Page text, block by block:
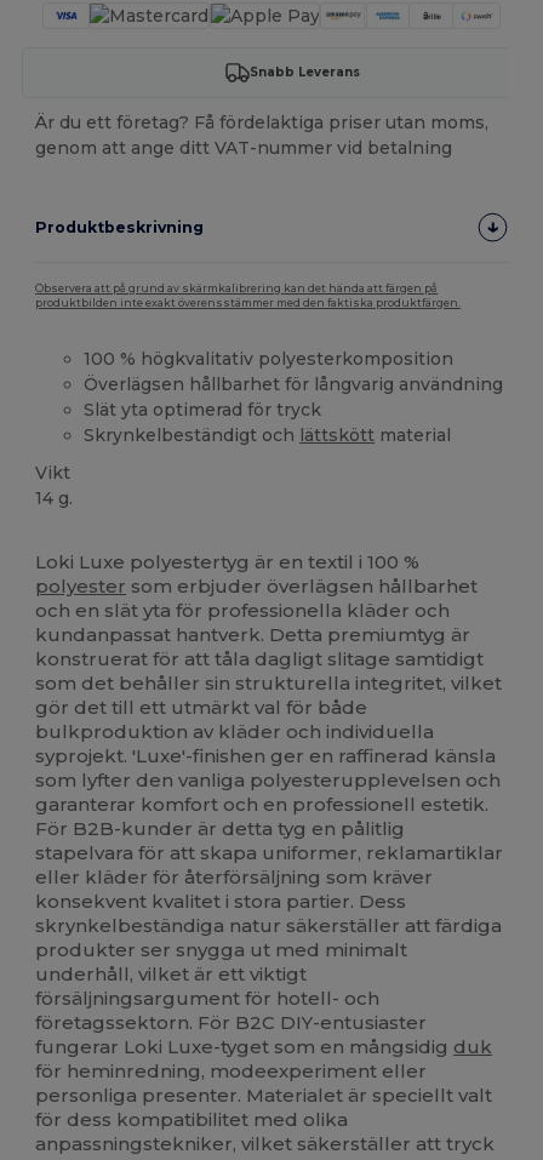
Snabb Leverans
Är du ett företag? Få fördelaktiga priser utan moms,
genom att ange ditt VAT-nummer vid betalning
Produktbeskrivning
Observera att på grund av skärmkalibrering kan det hända att färgen på
produktbilden inte exakt överensstämmer med den faktiska produktfärgen.
100 % högkvalitativ polyesterkomposition
Överlägsen hållbarhet för långvarig användning
Slät yta optimerad för tryck
Skrynkelbeständigt och lättskött material
Vikt
14 g.
Loki Luxe polyestertyg är en textil i 100 %
polyester som erbjuder överlägsen hållbarhet
och en slät yta för professionella kläder och
kundanpassat hantverk. Detta premiumtyg är
konstruerat för att tåla dagligt slitage samtidigt
som det behåller sin strukturella integritet, vilket
gör det till ett utmärkt val för både
bulkproduktion av kläder och individuella
syprojekt. 'Luxe'-finishen ger en raffinerad känsla
som lyfter den vanliga polyesterupplevelsen och
garanterar komfort och en professionell estetik.
För B2B-kunder är detta tyg en pålitlig
stapelvara för att skapa uniformer, reklamartiklar
eller kläder för återförsäljning som kräver
konsekvent kvalitet i stora partier. Dess
skrynkelbeständiga natur säkerställer att färdiga
produkter ser snygga ut med minimalt
underhåll, vilket är ett viktigt
försäljningsargument för hotell- och
företagssektorn. För B2C DIY-entusiaster
fungerar Loki Luxe-tyget som en mångsidig duk
för heminredning, modeexperiment eller
personliga presenter. Materialet är speciellt valt
för dess kompatibilitet med olika
anpassningstekniker, vilket säkerställer att tryck